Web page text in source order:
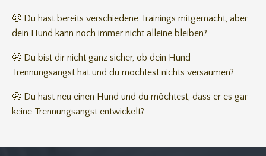
😬 Du hast bereits verschiedene Trainings mitgemacht, aber
dein Hund kann noch immer nicht alleine bleiben?
😬 Du bist dir nicht ganz sicher, ob dein Hund
Trennungsangst hat und du möchtest nichts versäumen?
😬 Du hast neu einen Hund und du möchtest, dass er es gar
keine Trennungsangst entwickelt?